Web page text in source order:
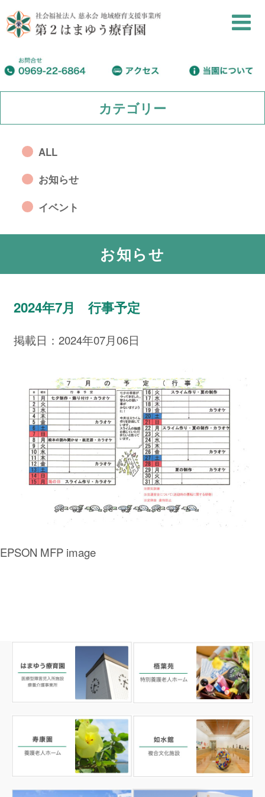
カテゴリー
ALL
お知らせ
イベント
お知らせ
2024年7月 行事予定
掲載日：2024年07月06日
EPSON MFP image